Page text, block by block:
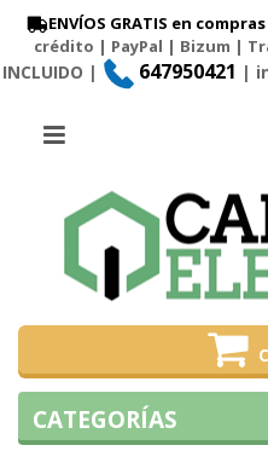
ENVÍOS GRATIS en
crédito | PayPal | Bizum |
INCLUIDO |
647950421 |
Menú
CATEGORÍAS